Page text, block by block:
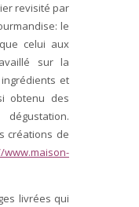
revisité par
le
celui aux
sur la
et
obtenu des
créations de
www.maison-
livrées qui